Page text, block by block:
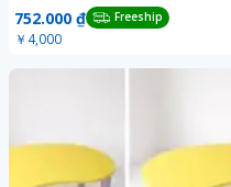
752.000 ₫ Freeship
￥4,000